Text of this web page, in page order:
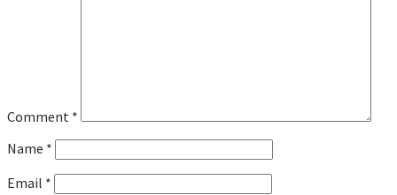
Comment *
Name *
Email *